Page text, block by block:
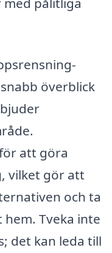
överblick
att göra
vilket gör att
och ta
Tveka inte
det kan leda till